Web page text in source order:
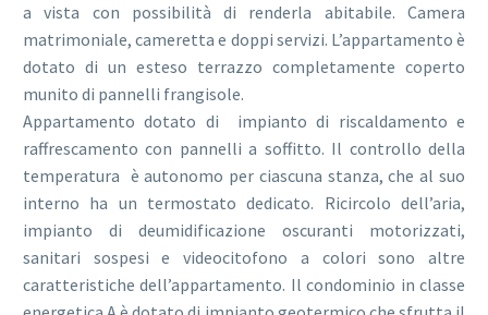
a vista con possibilità di renderla abitabile. Camera
matrimoniale, cameretta e doppi servizi. L’appartamento è
dotato di un esteso terrazzo completamente coperto
munito di pannelli frangisole.
Appartamento dotato di impianto di riscaldamento e
raffrescamento con pannelli a soffitto. Il controllo della
temperatura è autonomo per ciascuna stanza, che al suo
interno ha un termostato dedicato. Ricircolo dell’aria,
impianto di deumidificazione oscuranti motorizzati,
sanitari sospesi e videocitofono a colori sono altre
caratteristiche dell’appartamento. Il condominio in classe